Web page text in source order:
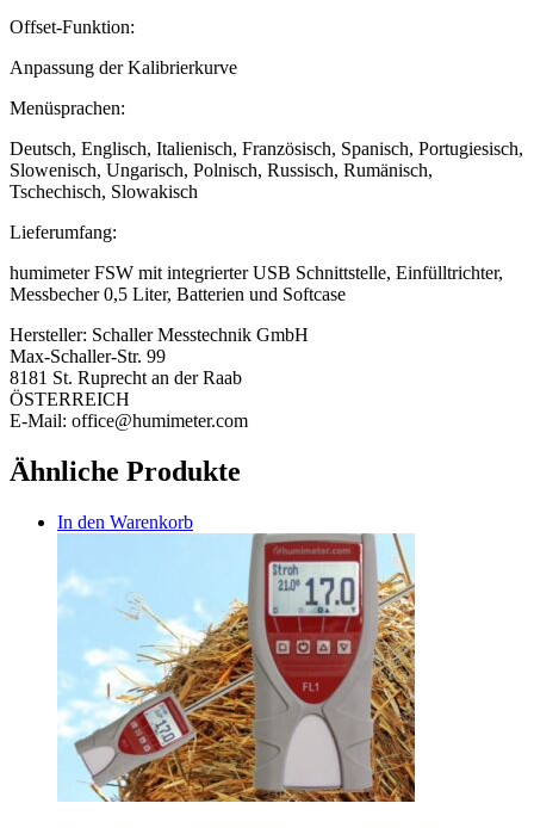
Offset-Funktion:
Anpassung der Kalibrierkurve
Menüsprachen:
Deutsch, Englisch, Italienisch, Französisch, Spanisch, Portugiesisch,
Slowenisch, Ungarisch, Polnisch, Russisch, Rumänisch,
Tschechisch, Slowakisch
Lieferumfang:
humimeter FSW mit integrierter USB Schnittstelle, Einfülltrichter,
Messbecher 0,5 Liter, Batterien und Softcase
Hersteller: Schaller Messtechnik GmbH
Max-Schaller-Str. 99
8181 St. Ruprecht an der Raab
ÖSTERREICH
E-Mail: office@humimeter.com
Ähnliche Produkte
In den Warenkorb